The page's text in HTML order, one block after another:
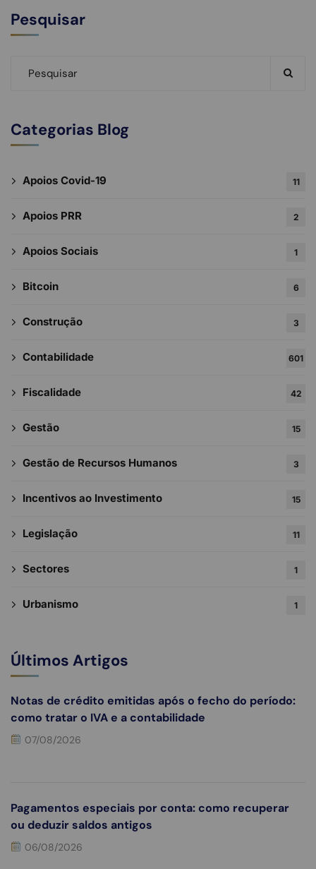
Pesquisar
Categorias Blog
Apoios Covid-19 11
Apoios PRR 2
Apoios Sociais 1
Bitcoin 6
Construção 3
Contabilidade 601
Fiscalidade 42
Gestão 15
Gestão de Recursos Humanos 3
Incentivos ao Investimento 15
Legislação 11
Sectores 1
Urbanismo 1
Últimos Artigos
Notas de crédito emitidas após o fecho do período:
como tratar o IVA e a contabilidade
07/08/2026
Pagamentos especiais por conta: como recuperar
ou deduzir saldos antigos
06/08/2026